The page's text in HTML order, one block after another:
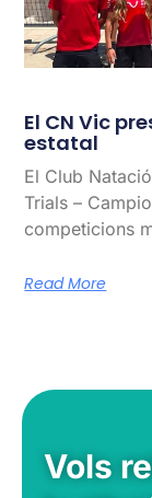
El CN Vic
estatal
El Club
Trials –
competicions
Read More
Vols